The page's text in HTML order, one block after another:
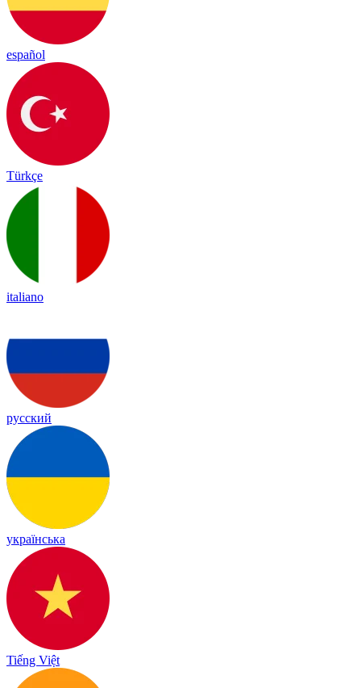
español
Türkçe
italiano
русский
українська
Tiếng Việt